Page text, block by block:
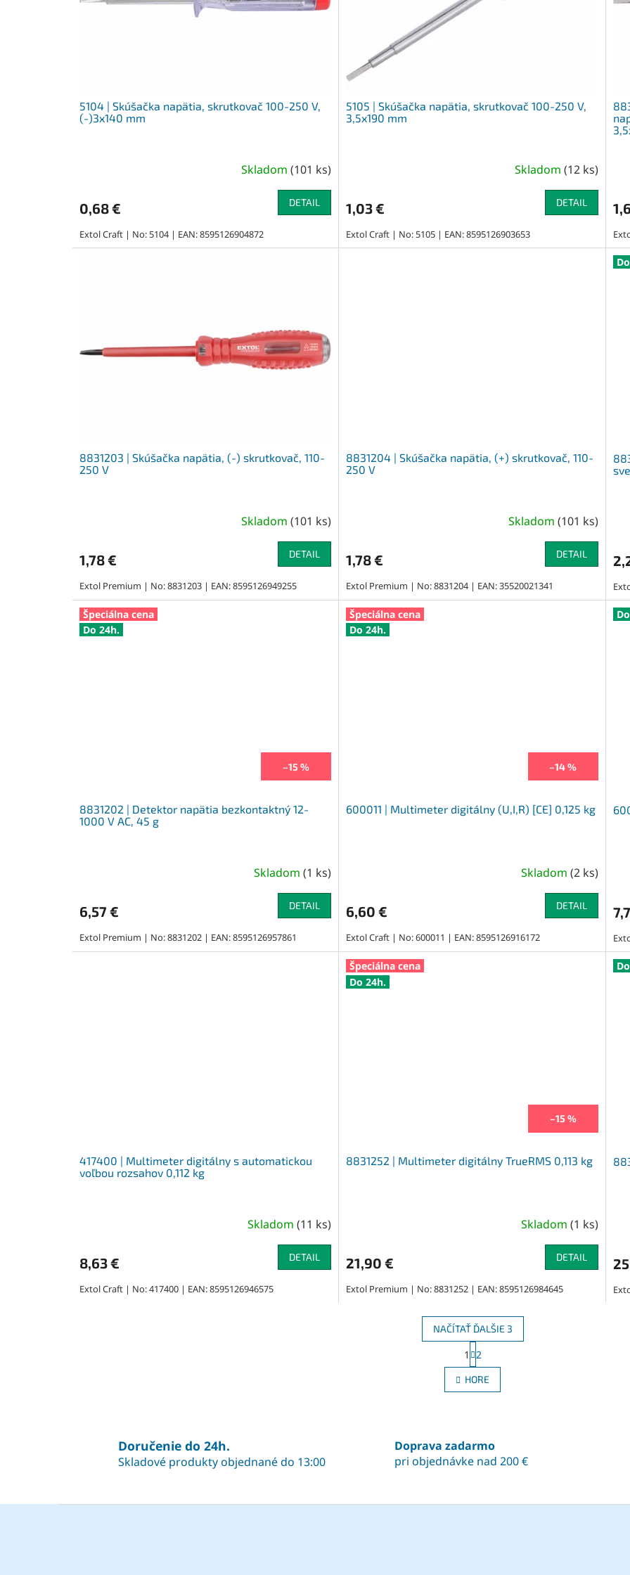
5104 | Skúšačka napätia, skrutkovač 100-250 V,
(-)3x140 mm
Skladom(101 ks)
0,68 € DETAIL
Extol Craft | No: 5104 | EAN: 8595126904872
5105 | Skúšačka napätia, skrutkovač 100-250 V,
3,5x190 mm
Skladom (12 ks)
1,03 € DETAIL
Extol Craft | No: 5105 | EAN: 8595126903653
8831203 | Skúšačka napätia, (-) skrutkovač, 110-
250 V
Skladom(101 ks)
1,78 € DETAIL
Extol Premium | No: 8831203 | EAN: 8595126949255
8831204 | Skúšačka napätia, (+) skrutkovač, 110-
250 V
Skladom (101 ks)
1,78 € DETAIL
Extol Premium | No: 8831204 | EAN: 35520021341
Špeciálna cena
Do 24h.
–15 %
8831202 | Detektor napätia bezkontaktný 12-
1000 V AC, 45 g
Skladom(1 ks)
6,57 € DETAIL
Extol Premium | No: 8831202 | EAN: 8595126957861
Špeciálna cena
Do 24h.
–14 %
600011 | Multimeter digitálny (U,I,R) [CE] 0,125 kg
Skladom (2 ks)
6,60 € DETAIL
Extol Craft | No: 600011 | EAN: 8595126916172
417400 | Multimeter digitálny s automatickou
voľbou rozsahov 0,112 kg
Skladom(11 ks)
8,63 € DETAIL
Extol Craft | No: 417400 | EAN: 8595126946575
Špeciálna cena
Do 24h.
–15 %
8831252 | Multimeter digitálny TrueRMS 0,113 kg
Skladom (1 ks)
21,90 € DETAIL
Extol Premium | No: 8831252 | EAN: 8595126984645
O
v
l
c
i
e
v
NAČÍTAŤ ĎALŠIE 3
S
t
r
á
n
a
n
i
1 2
HORE
Doručenie do 24h.
Skladové produkty objednané do 13:00
Doprava zadarmo
pri objednávke nad 200 €